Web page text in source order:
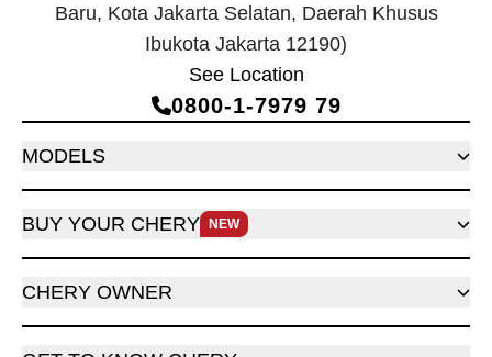
Baru, Kota Jakarta Selatan, Daerah Khusus
Ibukota Jakarta 12190)
See Location
0800‑1‑7979 79
MODELS
BUY YOUR CHERY NEW
CHERY OWNER